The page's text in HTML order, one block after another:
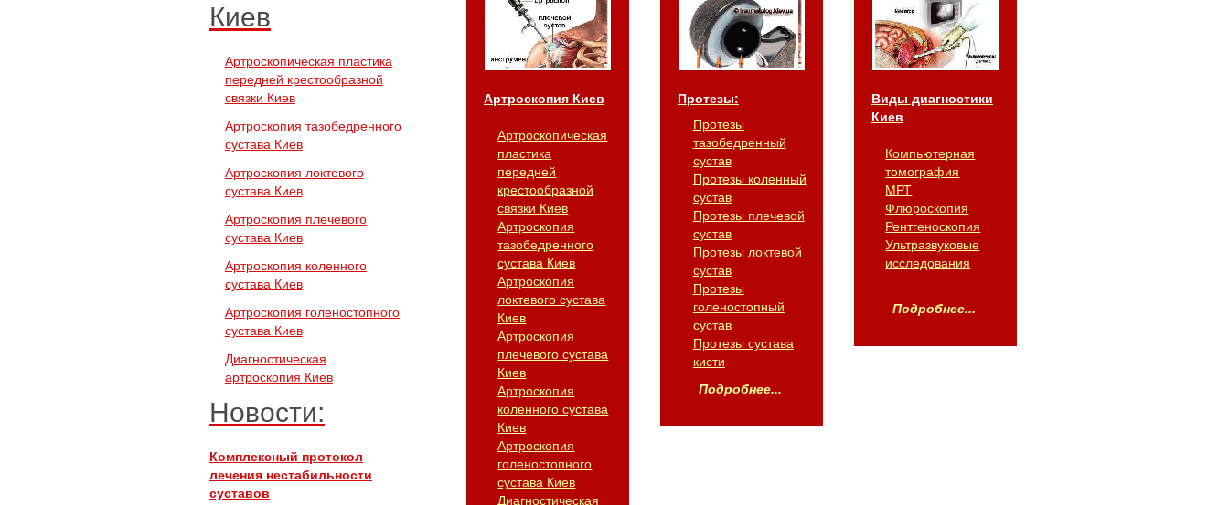
Киев
Артроскопическая пластика
передней крестообразной
связки Киев
Артроскопия тазобедренного
сустава Киев
Артроскопия локтевого
сустава Киев
Артроскопия плечевого
сустава Киев
Артроскопия коленного
сустава Киев
Артроскопия голеностопного
сустава Киев
Диагностическая
артроскопия Киев
Новости:
Комплексный протокол
лечения нестабильности
суставов
Артроскопия Киев
Артроскопическая
пластика
передней
крестообразной
связки Киев
Артроскопия
тазобедренного
сустава Киев
Артроскопия
локтевого сустава
Киев
Артроскопия
плечевого сустава
Киев
Артроскопия
коленного сустава
Киев
Артроскопия
голеностопного
сустава Киев
Диагностическая
Протезы:
Протезы
тазобедренный
сустав
Протезы коленный
сустав
Протезы плечевой
сустав
Протезы локтевой
сустав
Протезы
голеностопный
сустав
Протезы сустава
кисти
Подробнее...
Виды диагностики
Киев
Компьютерная
томография
МРТ
Флюроскопия
Рентгеноскопия
Ультразвуковые
исследования
Подробнее...